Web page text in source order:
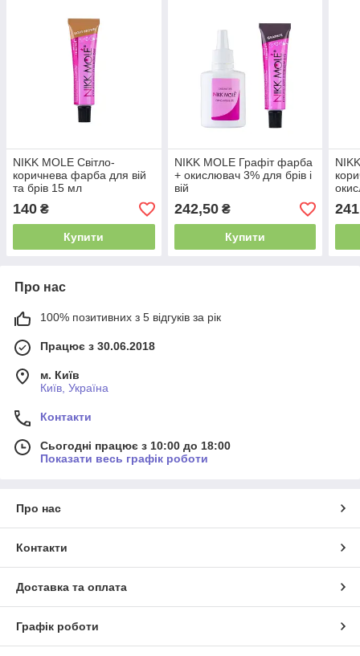
NIKK MOLE Світло-
коричнева фарба для вій
та брів 15 мл
140 ₴
Купити
NIKK MOLE Графіт фарба
+ окислювач 3% для брів і
вій
242,50₴
Купити
вій
Про нас
100% позитивних з 5 відгуків за рік
Працює з 30.06.2018
м. Київ
Київ, Україна
Контакти
Сьогодні працює з 10:00 до 18:00
Показати весь графік роботи
Про нас
Контакти
Доставка та оплата
Графік роботи